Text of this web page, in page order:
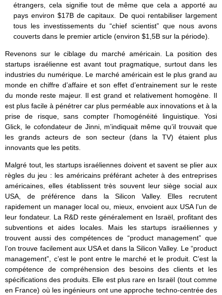
étrangers, cela signifie tout de même que cela a apporté au
pays environ $17B de capitaux. De quoi rentabiliser largement
tous les investissements du “chief scientist” que nous avons
couverts dans le premier article (environ $1,5B sur la période).
Revenons sur le ciblage du marché américain. La position des
startups israélienne est avant tout pragmatique, surtout dans les
industries du numérique. Le marché américain est le plus grand au
monde en chiffre d’affaire et son effet d’entrainement sur le reste
du monde reste majeur. Il est grand et relativement homogène. Il
est plus facile à pénétrer car plus perméable aux innovations et à la
prise de risque, sans compter l’homogénéité linguistique. Yosi
Glick, le cofondateur de Jinni, m’indiquait même qu’il trouvait que
les grands acteurs de son secteur (dans la TV) étaient plus
innovants que les petits.
Malgré tout, les startups israéliennes doivent et savent se plier aux
règles du jeu : les américains préférant acheter à des entreprises
américaines, elles établissent très souvent leur siège social aux
USA, de préférence dans la Silicon Valley. Elles recrutent
rapidement un manager local ou, mieux, envoient aux USA l’un de
leur fondateur. La R&D reste généralement en Israël, profitant des
subventions et aides locales. Mais les startups israéliennes y
trouvent aussi des compétences de “product management” que
l’on trouve facilement aux USA et dans la Silicon Valley. Le “product
management”, c’est le pont entre le marché et le produit. C’est la
compétence de compréhension des besoins des clients et les
spécifications des produits. Elle est plus rare en Israël (tout comme
en France) où les ingénieurs ont une approche techno-centrée des